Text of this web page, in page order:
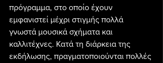
πρόγραμμα, στο οποίο έχουν
εμφανιστεί μέχρι στιγμής πολλά
γνωστά μουσικά σχήματα και
καλλιτέχνες. Κατά τη διάρκεια της
εκδήλωσης, πραγματοποιούνται πολλές